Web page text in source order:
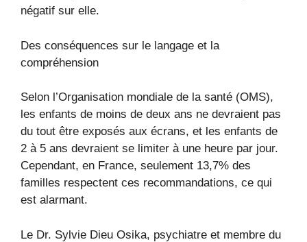
négatif sur elle.
Des conséquences sur le langage et la
compréhension
Selon l’Organisation mondiale de la santé (OMS),
les enfants de moins de deux ans ne devraient pas
du tout être exposés aux écrans, et les enfants de
2 à 5 ans devraient se limiter à une heure par jour.
Cependant, en France, seulement 13,7% des
familles respectent ces recommandations, ce qui
est alarmant.
Le Dr. Sylvie Dieu Osika, psychiatre et membre du